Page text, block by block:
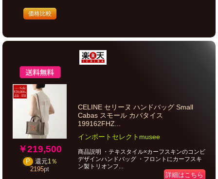
価格比較
￥219,500
P 還元1％
2195pt
CELINE セリーヌ ハンドバッグ Small
Cabas スモール カバタイス
199162FHZ...
インポートセレクトmusee
商品説明 ・テキスタイル×カーフスキンのコンビ
デザインハンドバッグ ・フロントにカーフスキ
ン製トリオンフ...
詳細はこちら